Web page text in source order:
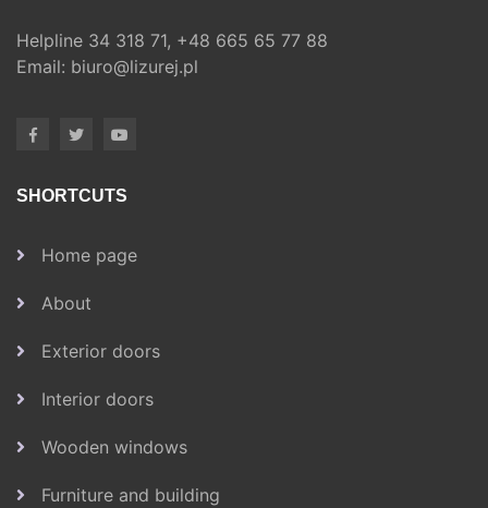
Helpline 34 318 71, +48 665 65 77 88
Email: biuro@lizurej.pl
SHORTCUTS
Home page
About
Exterior doors
Interior doors
Wooden windows
Furniture and building